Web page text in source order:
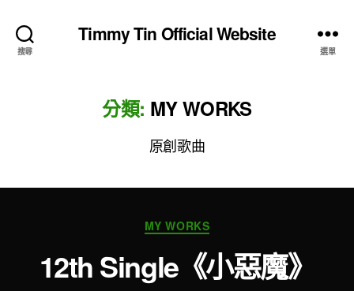
搜尋
Timmy Tin Official Website
選單
分類: MY WORKS
原創歌曲
分
類
MY WORKS
12th Single《小惡魔》